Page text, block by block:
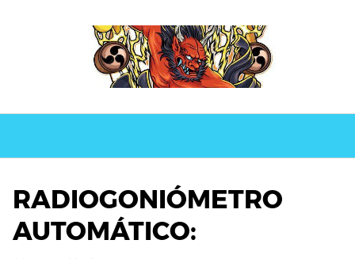
RADIOGONIÓMETRO
AUTOMÁTICO: